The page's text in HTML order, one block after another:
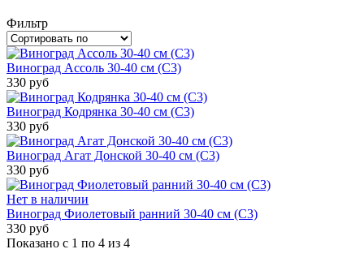
Фильтр
Виноград Ассоль 30-40 см (С3)
330 руб
Виноград Кодрянка 30-40 см (С3)
330 руб
Виноград Агат Донской 30-40 см (С3)
330 руб
Нет в наличии
Виноград Фиолетовый ранний 30-40 см (С3)
330 руб
Показано с 1 по 4 из 4